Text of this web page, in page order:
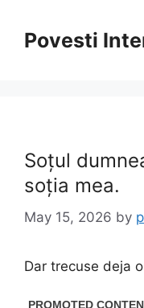
contentPovesti
Soțul
soția mea.
May 15, 2026 by
Dar trecuse deja